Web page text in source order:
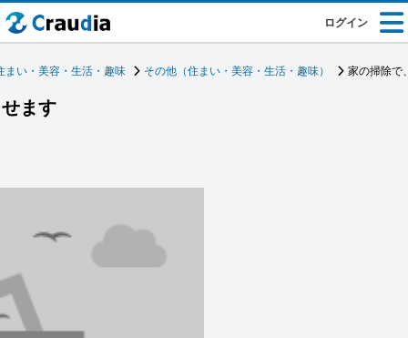
ログイン
まい・美容・生活・趣味 その他（住まい・美容・生活・趣味） 家の掃除で
ます